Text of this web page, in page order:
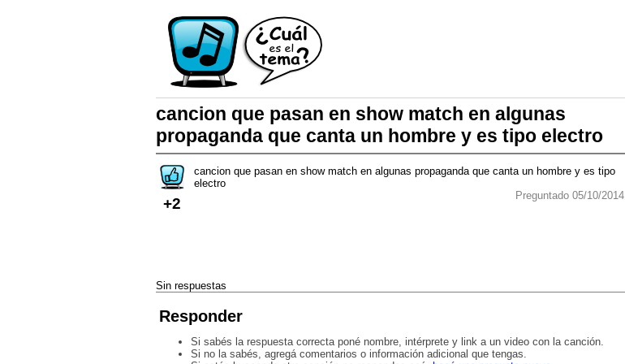
cancion que pasan en show match en algunas
propaganda que canta un hombre y es tipo electro
+2
cancion que pasan en show match en algunas propaganda que canta un hombre y es tipo
electro
Preguntado 05/10/2014
Sin respuestas
Responder
Si sabés la respuesta correcta poné nombre, intérprete y link a un video con la canción.
Si no la sabés, agregá comentarios o información adicional que tengas.